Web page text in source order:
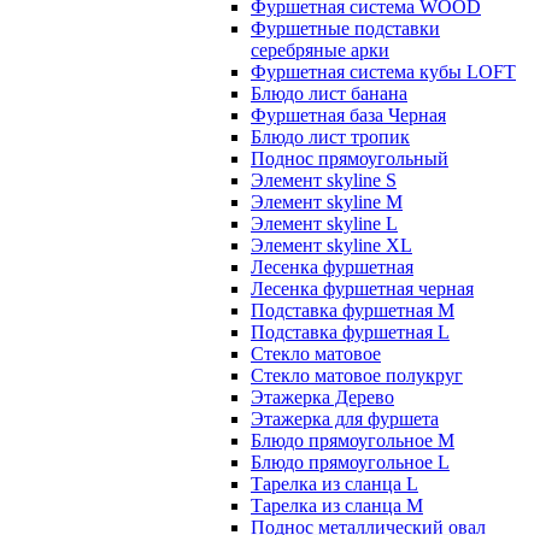
Фуршетная система WOOD
Фуршетные подставки
серебряные арки
Фуршетная система кубы LOFT
Блюдо лист банана
Фуршетная база Черная
Блюдо лист тропик
Поднос прямоугольный
Элемент skyline S
Элемент skyline M
Элемент skyline L
Элемент skyline XL
Лесенка фуршетная
Лесенка фуршетная черная
Подставка фуршетная M
Подставка фуршетная L
Стекло матовое
Стекло матовое полукруг
Этажерка Дерево
Этажерка для фуршета
Блюдо прямоугольное M
Блюдо прямоугольное L
Тарелка из сланца L
Тарелка из сланца M
Поднос металлический овал